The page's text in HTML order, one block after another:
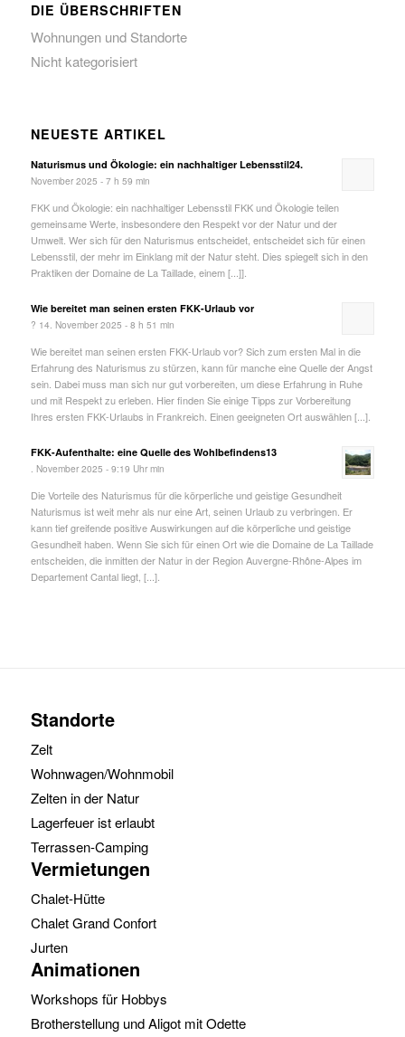
DIE ÜBERSCHRIFTEN
Wohnungen und Standorte
Nicht kategorisiert
NEUESTE ARTIKEL
Naturismus und Ökologie: ein nachhaltiger Lebensstil24.
November 2025 - 7 h 59 min
FKK und Ökologie: ein nachhaltiger Lebensstil FKK und Ökologie teilen
gemeinsame Werte, insbesondere den Respekt vor der Natur und der
Umwelt. Wer sich für den Naturismus entscheidet, entscheidet sich für einen
Lebensstil, der mehr im Einklang mit der Natur steht. Dies spiegelt sich in den
Praktiken der Domaine de La Taillade, einem [...]].
Wie bereitet man seinen ersten FKK-Urlaub vor
? 14. November 2025 - 8 h 51 min
Wie bereitet man seinen ersten FKK-Urlaub vor? Sich zum ersten Mal in die
Erfahrung des Naturismus zu stürzen, kann für manche eine Quelle der Angst
sein. Dabei muss man sich nur gut vorbereiten, um diese Erfahrung in Ruhe
und mit Respekt zu erleben. Hier finden Sie einige Tipps zur Vorbereitung
Ihres ersten FKK-Urlaubs in Frankreich. Einen geeigneten Ort auswählen [...].
FKK-Aufenthalte: eine Quelle des Wohlbefindens13
. November 2025 - 9:19 Uhr min
Die Vorteile des Naturismus für die körperliche und geistige Gesundheit
Naturismus ist weit mehr als nur eine Art, seinen Urlaub zu verbringen. Er
kann tief greifende positive Auswirkungen auf die körperliche und geistige
Gesundheit haben. Wenn Sie sich für einen Ort wie die Domaine de La Taillade
entscheiden, die inmitten der Natur in der Region Auvergne-Rhône-Alpes im
Departement Cantal liegt, [...].
Standorte
Zelt
Wohnwagen/Wohnmobil
Zelten in der Natur
Lagerfeuer ist erlaubt
Terrassen-Camping
Vermietungen
Chalet-Hütte
Chalet Grand Confort
Jurten
Animationen
Workshops für Hobbys
Brotherstellung und Aligot mit Odette